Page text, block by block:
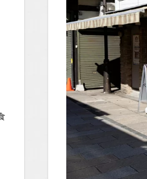
1.0.3
モーニ
ングメ
ニュ
ー：厚
切りト
ースト
セット
を実
食！
1.0.3.1
選べるト
ーストの